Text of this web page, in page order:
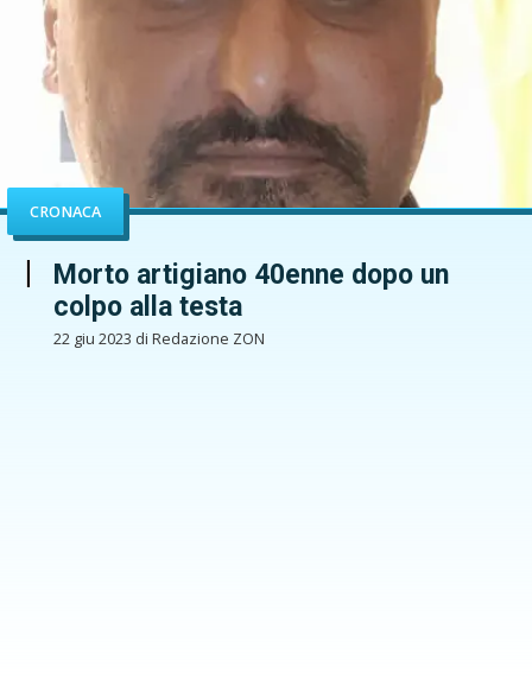
CRONACA
Morto artigiano 40enne dopo un
colpo alla testa
22 giu 2023 di Redazione ZON